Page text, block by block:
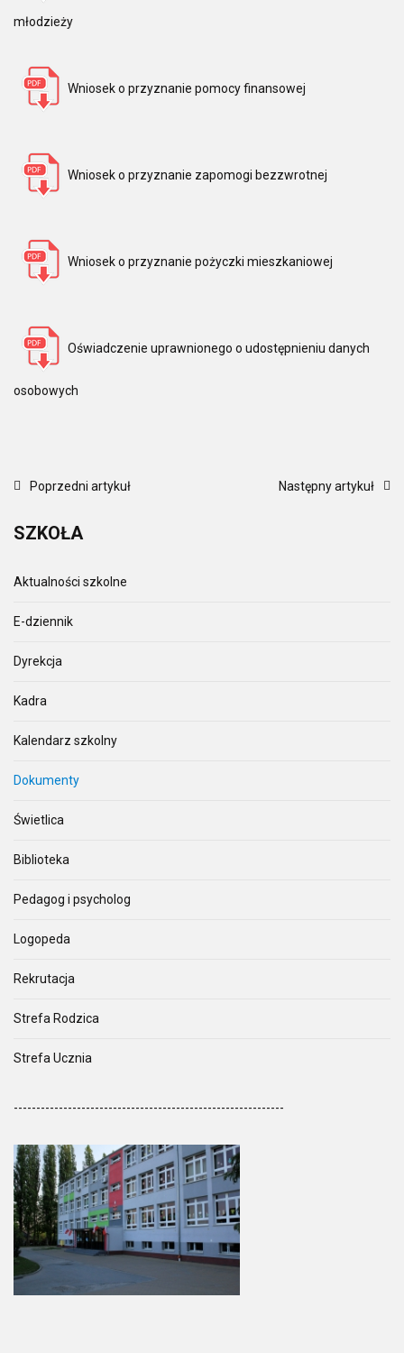
młodzieży
Wniosek o przyznanie pomocy finansowej
Wniosek o przyznanie zapomogi bezzwrotnej
Wniosek o przyznanie pożyczki mieszkaniowej
Oświadczenie uprawnionego o udostępnieniu danych
osobowych
Poprzedni artykuł Następny artykuł
SZKOŁA
Aktualności szkolne
E-dziennik
Dyrekcja
Kadra
Kalendarz szkolny
Dokumenty
Świetlica
Biblioteka
Pedagog i psycholog
Logopeda
Rekrutacja
Strefa Rodzica
Strefa Ucznia
------------------------------------------------------------